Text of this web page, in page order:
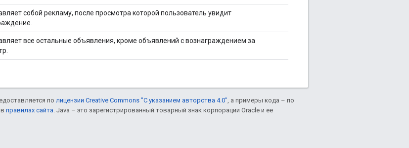
собой рекламу, после просмотра которой пользователь увидит
все остальные объявления, кроме объявлений с вознаграждением за
по лицензии Creative Commons "С указанием авторства 4.0" , а примеры кода – по
правилах сайта . Java – это зарегистрированный товарный знак корпорации Oracle и ее